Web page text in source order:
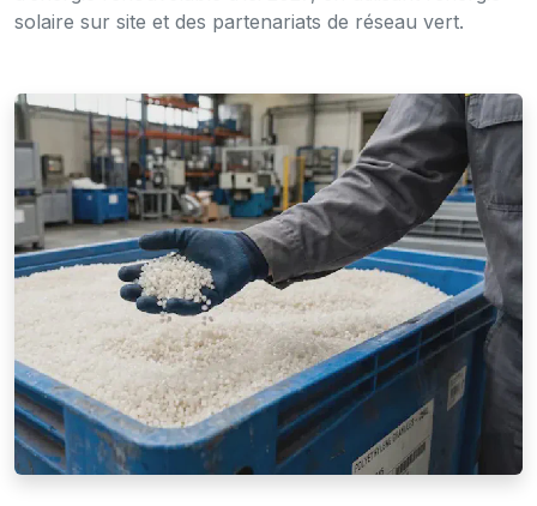
solaire sur site et des partenariats de réseau vert.